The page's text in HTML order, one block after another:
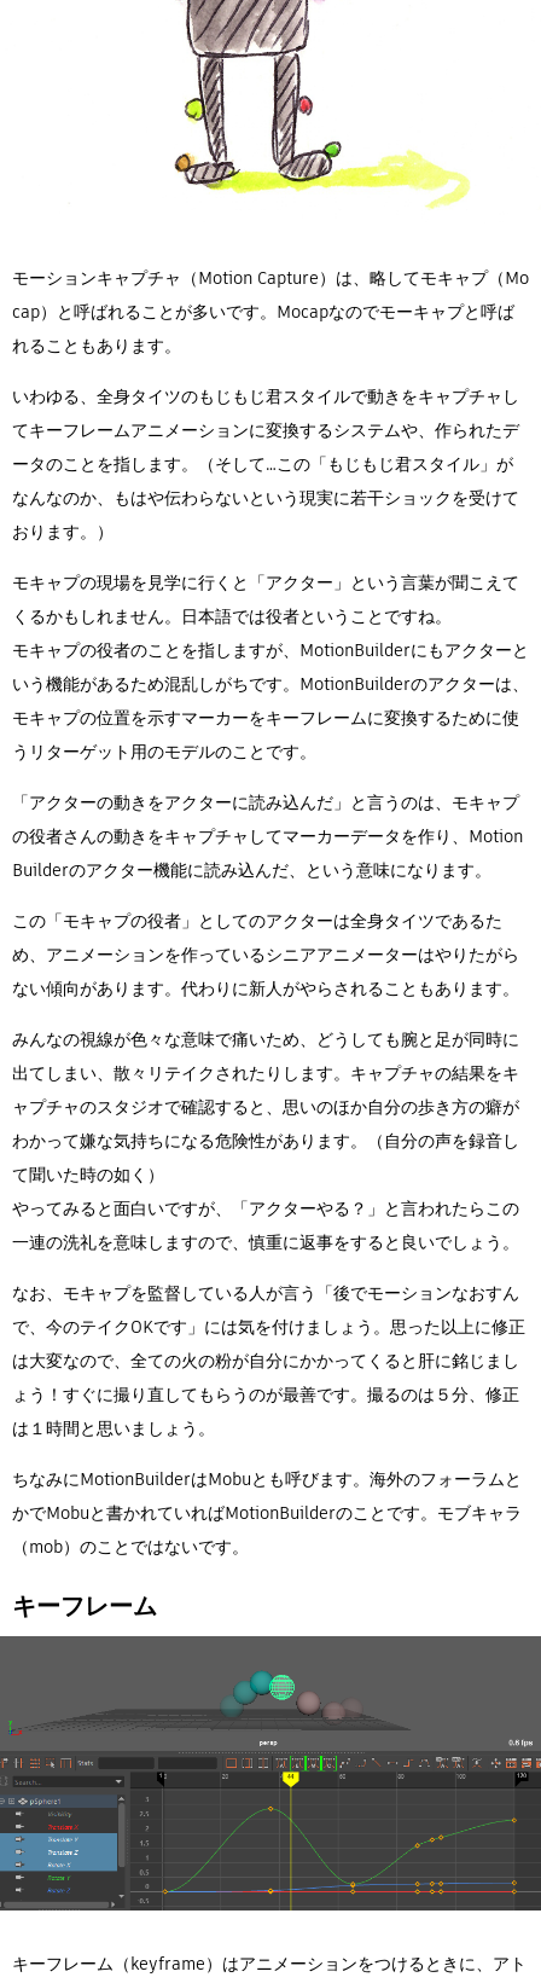
モーションキャプチャ（Motion Capture）は、略してモキャプ（Mo
cap）と呼ばれることが多いです。Mocapなのでモーキャプと呼ば
れることもあります。
いわゆる、全身タイツのもじもじ君スタイルで動きをキャプチャし
てキーフレームアニメーションに変換するシステムや、作られたデ
ータのことを指します。（そして…この「もじもじ君スタイル」が
なんなのか、もはや伝わらないという現実に若干ショックを受けて
おります。）
モキャプの現場を見学に行くと「アクター」という言葉が聞こえて
くるかもしれません。日本語では役者ということですね。
モキャプの役者のことを指しますが、MotionBuilderにもアクターと
いう機能があるため混乱しがちです。MotionBuilderのアクターは、
モキャプの位置を示すマーカーをキーフレームに変換するために使
うリターゲット用のモデルのことです。
「アクターの動きをアクターに読み込んだ」と言うのは、モキャプ
の役者さんの動きをキャプチャしてマーカーデータを作り、Motion
Builderのアクター機能に読み込んだ、という意味になります。
この「モキャプの役者」としてのアクターは全身タイツであるた
め、アニメーションを作っているシニアアニメーターはやりたがら
ない傾向があります。代わりに新人がやらされることもあります。
みんなの視線が色々な意味で痛いため、どうしても腕と足が同時に
出てしまい、散々リテイクされたりします。キャプチャの結果をキ
ャプチャのスタジオで確認すると、思いのほか自分の歩き方の癖が
わかって嫌な気持ちになる危険性があります。（自分の声を録音し
て聞いた時の如く）
やってみると面白いですが、「アクターやる？」と言われたらこの
一連の洗礼を意味しますので、慎重に返事をすると良いでしょう。
なお、モキャプを監督している人が言う「後でモーションなおすん
で、今のテイクOKです」には気を付けましょう。思った以上に修正
は大変なので、全ての火の粉が自分にかかってくると肝に銘じまし
ょう！すぐに撮り直してもらうのが最善です。撮るのは５分、修正
は１時間と思いましょう。
ちなみにMotionBuilderはMobuとも呼びます。海外のフォーラムと
かでMobuと書かれていればMotionBuilderのことです。モブキャラ
（mob）のことではないです。
キーフレーム
キーフレーム（keyframe）はアニメーションをつけるときに、アト